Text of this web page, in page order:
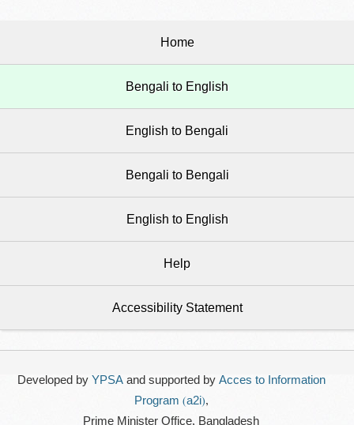
Home
Bengali to English
English to Bengali
Bengali to Bengali
English to English
Help
Accessibility Statement
Developed by YPSAand supported by Acces to Information
Program (a2i),
Prime Minister Office, Bangladesh